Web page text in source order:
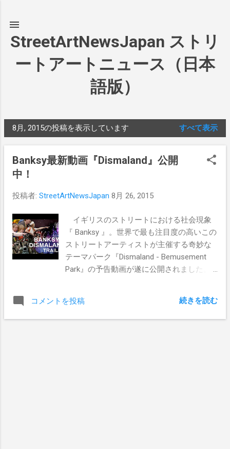
StreetArtNewsJapan ストリ
ートアートニュース（日本
語版）
投
8月, 2015の投稿を表示しています すべて表示
Banksy最新動画『Dismaland』公開
中！
投稿者: StreetArtNewsJapan 8月 26, 2015
イギリスのストリートにおける社会現象
『 Banksy 』。世界で最も注目度の高いこの
ストリートアーティストが主催する奇妙な
テーマパーク『Dismaland - Bemusement
Park』の予告動画が遂に公開されました。
プンしたDismaland。そこには、Banksyの新
作や世界各国から集結した５０人のアーテ
コメントを投稿 続きを読む